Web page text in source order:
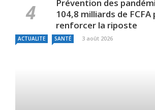
Prévention des
104,8 milliards de FCFA
renforcer la riposte
ACTUALITE SANTÉ 3 août 2026